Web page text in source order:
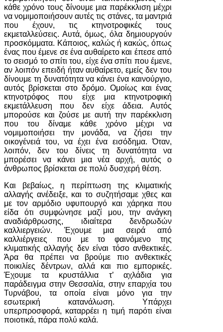
κάθε χρόνο τους δίνουμε μια παρέκκλιση μέχρι
να νομιμοποιήσουν αυτές τις στάνες, τα μαντριά
που έχουν, τις κτηνοτροφικές τους
εκμεταλλεύσεις. Αυτά, όμως, όλα δημιουργούν
προσκόμματα. Κάποιος, καλώς ή κακώς, όπως
ένας που έμενε σε ένα αυθαίρετο και έπεσε από
το σεισμό το σπίτι του, είχε ένα σπίτι που έμενε,
αν λοιπόν επειδή ήταν αυθαίρετο, εμείς δεν του
δίνουμε τη δυνατότητα να κάνει ένα καινούργιο,
αυτός βρίσκεται στο δρόμο. Ομοίως και ένας
κτηνοτρόφος που είχε μια κτηνοτροφική
εκμετάλλευση που δεν είχε άδεια. Αυτός
μπορούσε και ζούσε με αυτή την παρέκκλιση
που του δίναμε κάθε χρόνο μέχρι να
νομιμοποιήσει την μονάδα, να ζήσει την
οικογένειά του, να έχει ένα εισόδημα. Όταν,
λοιπόν, δεν του δίνεις τη δυνατότητα να
μπορέσει να κάνει μια νέα αρχή, αυτός ο
άνθρωπος βρίσκεται σε πολύ δυσχερή θέση.
Και βεβαίως, η περίπτωση της κλιματικής
αλλαγής ανέδειξε, και το συζητήσαμε χθες και
με τον αρμόδιο υφυπουργό και χάρηκα που
είδα ότι συμφώνησε μαζί μου, την ανάγκη
αναδιάρθρωσης, ιδιαίτερα δενδρωδών
καλλιεργειών. Έχουμε μια σειρά από
καλλιέργειες που με το φαινόμενο της
κλιματικής αλλαγής δεν είναι τόσο ανθεκτικές.
Άρα θα πρέπει να βρούμε πιο ανθεκτικές
ποικιλίες δέντρων, αλλά και πιο εμπορικές.
Έχουμε τα κρυστάλλια τ’ αχλάδια για
παράδειγμα στην Θεσσαλία, στην επαρχία του
Τυρνάβου, τα οποία είναι μόνο για την
εσωτερική κατανάλωση. Υπάρχει
υπερπροσφορά, καταρρέει η τιμή παρότι είναι
ποιοτικά, πάρα πολύ καλά.